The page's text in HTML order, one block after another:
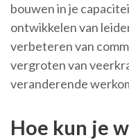
bouwen in je
ontwikkelen van
verbeteren van
vergroten van
veranderende
Hoe kun je